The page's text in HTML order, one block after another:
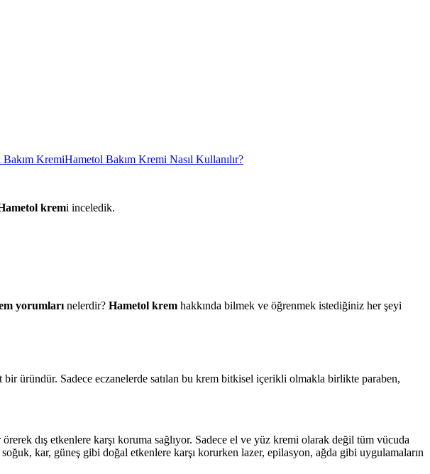
Bakım KremiHametol Bakım Kremi Nasıl Kullanılır?
kremi inceledik.
yorumları nelerdir? Hametol krem hakkında bilmek ve öğrenmek istediğiniz her şeyi
üründür. Sadece eczanelerde satılan bu krem bitkisel içerikli olmakla birlikte paraben,
dış etkenlere karşı koruma sağlıyor. Sadece el ve yüz kremi olarak değil tüm vücuda
kar, güneş gibi doğal etkenlere karşı korurken lazer, epilasyon, ağda gibi uygulamaların